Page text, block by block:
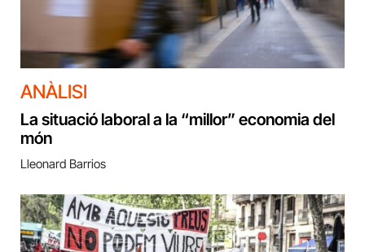
ANÀLISI
La situació laboral a la “millor” economia del
món
Lleonard Barrios